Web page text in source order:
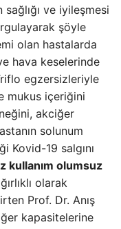
sağlığı ve iyileşmesi
şöyle
olan hastalarda
hava keselerinde
egzersizleriyle
mukus içeriğini
akciğer
solunum
Kovid-19 salgını
kullanım olumsuz
olarak
Prof. Dr. Anış
kapasitelerine